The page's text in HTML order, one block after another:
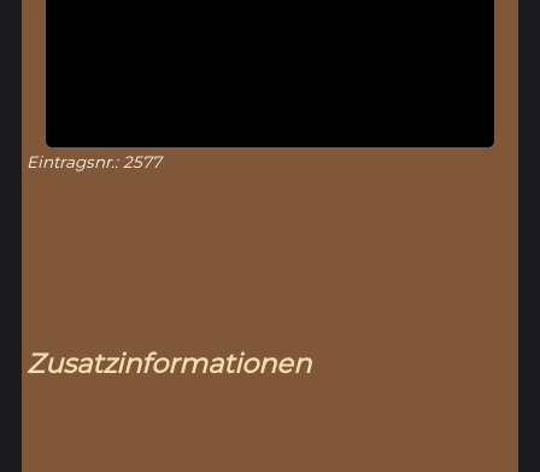
Eintragsnr.: 2577
Zusatzinformationen